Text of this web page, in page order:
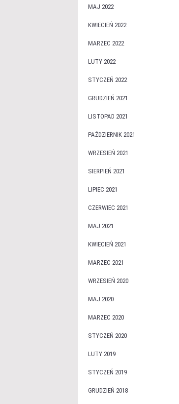
MAJ 2022
KWIECIEŃ 2022
MARZEC 2022
LUTY 2022
STYCZEŃ 2022
GRUDZIEŃ 2021
LISTOPAD 2021
PAŹDZIERNIK 2021
WRZESIEŃ 2021
SIERPIEŃ 2021
LIPIEC 2021
CZERWIEC 2021
MAJ 2021
KWIECIEŃ 2021
MARZEC 2021
WRZESIEŃ 2020
MAJ 2020
MARZEC 2020
STYCZEŃ 2020
LUTY 2019
STYCZEŃ 2019
GRUDZIEŃ 2018